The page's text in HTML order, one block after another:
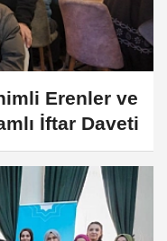
Erenler ve
İftar Daveti